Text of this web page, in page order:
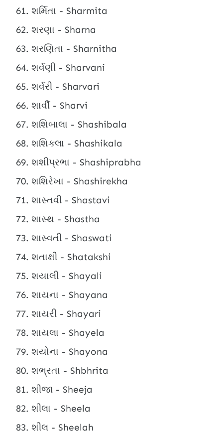
શર્મિતા - Sharmita
શરણા - Sharna
શરણિતા - Sharnitha
શર્વણી - Sharvani
શર્વરી - Sharvari
શાર્વી - Sharvi
શશિબાલા - Shashibala
શશિકલા - Shashikala
શશીપ્રભા - Shashiprabha
શશિરેખા - Shashirekha
શાસ્તવી - Shastavi
શાસ્થ - Shastha
શાસ્વતી - Shaswati
શતાક્ષી - Shatakshi
શયાલી - Shayali
શાયના - Shayana
શાયરી - Shayari
શાયલા - Shayela
શયોના - Shayona
શભ્રતા - Shbhrita
શીજા - Sheeja
શીલા - Sheela
શીલ - Sheelah